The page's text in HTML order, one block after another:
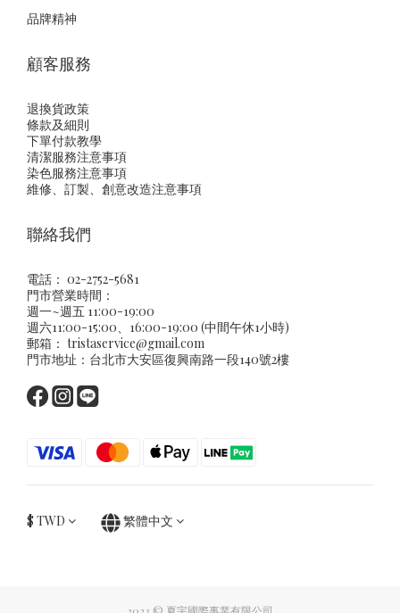
品牌精神
顧客服務
退換貨政策
條款及細則
下單付款教學
清潔服務注意事項
染色服務注意事項
維修、訂製、創意改造注意事項
聯絡我們
電話： 02-2752-5681
門市營業時間：
週一~週五 11:00-19:00
週六11:00-15:00、16:00-19:00 (中間午休1小時)
郵箱： tristaservice@gmail.com
門市地址：台北市大安區復興南路一段140號2樓
$ TWD 繁體中文